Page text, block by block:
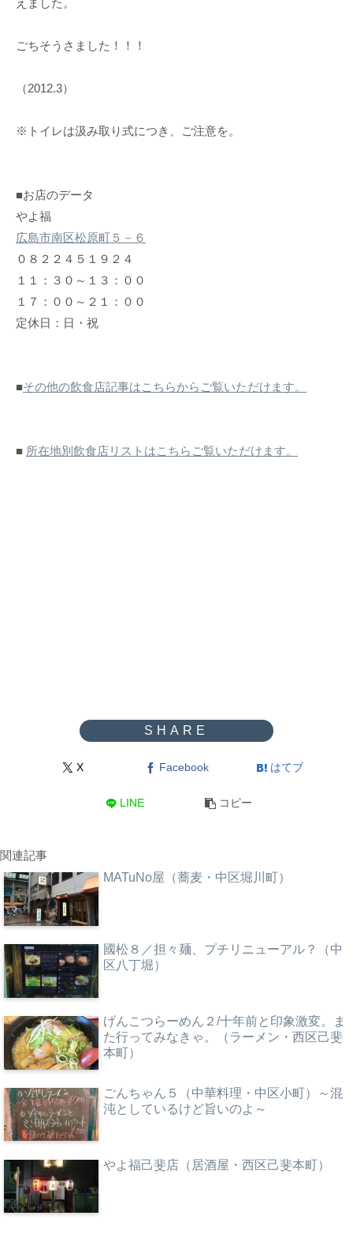
えました。
ごちそうさました！！！
（2012.3）
※トイレは汲み取り式につき、ご注意を。
■お店のデータ
やよ福
広島市南区松原町５－６
０８２２４５１９２４
１１：３０～１３：００
１７：００～２１：００
定休日：日・祝
■その他の飲食店記事はこちらからご覧いただけます。
■ 所在地別飲食店リストはこちらご覧いただけます。
X Facebook はてブ
LINE コピー
関連記事
MATuNo屋（蕎麦・中区堀川町）
國松８／担々麺、プチリニューアル？（中
区八丁堀）
げんこつらーめん２/十年前と印象激変。ま
た行ってみなきゃ。（ラーメン・西区己斐
本町）
ごんちゃん５（中華料理・中区小町）～混
沌としているけど旨いのよ～
やよ福己斐店（居酒屋・西区己斐本町）